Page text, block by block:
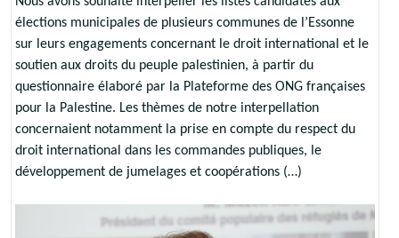
élections municipales de plusieurs communes de l’Essonne
sur leurs engagements concernant le droit international et le
soutien aux droits du peuple palestinien, à partir du
questionnaire élaboré par la Plateforme des ONG françaises
pour la Palestine. Les thèmes de notre interpellation
concernaient notamment la prise en compte du respect du
droit international dans les commandes publiques, le
développement de jumelages et coopérations (…)